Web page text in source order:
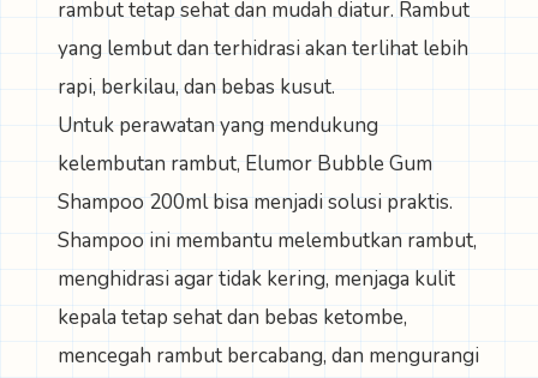
rambut tetap sehat dan mudah diatur. Rambut
yang lembut dan terhidrasi akan terlihat lebih
rapi, berkilau, dan bebas kusut.
Untuk perawatan yang mendukung
kelembutan rambut, Elumor Bubble Gum
Shampoo 200mlbisa menjadi solusi praktis.
Shampoo ini membantu melembutkan rambut,
menghidrasi agar tidak kering, menjaga kulit
kepala tetap sehat dan bebas ketombe,
mencegah rambut bercabang, dan mengurangi